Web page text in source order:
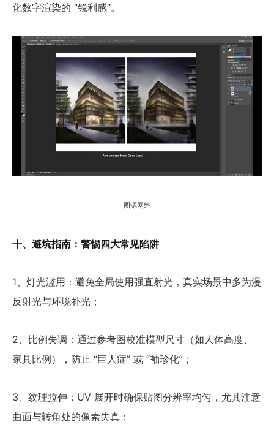
化数字渲染的 “锐利感”。
图源网络
十、避坑指南：警惕四大常见陷阱
1、灯光滥用：避免全局使用强直射光，真实场景中多为漫
反射光与环境补光；
2、比例失调：通过参考图校准模型尺寸（如人体高度、
家具比例），防止 “巨人症” 或 “袖珍化”；
3、纹理拉伸：UV 展开时确保贴图分辨率均匀，尤其注意
曲面与转角处的像素失真；